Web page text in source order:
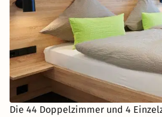
Die 44 Doppelzimmer und 4